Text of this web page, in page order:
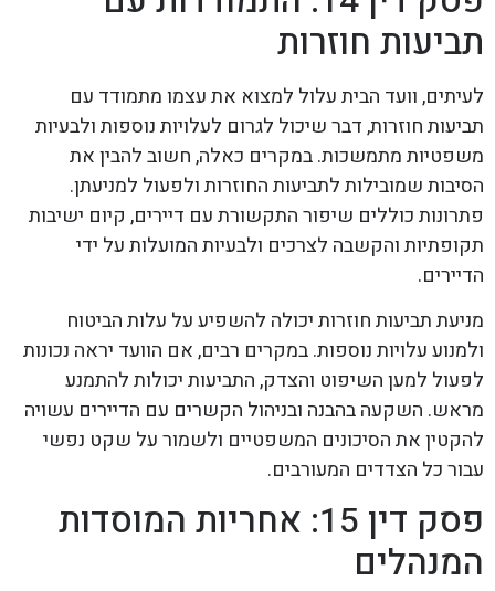
תביעות חוזרות
לעיתים, וועד הבית עלול למצוא את עצמו מתמודד עם
תביעות חוזרות, דבר שיכול לגרום לעלויות נוספות ולבעיות
משפטיות מתמשכות. במקרים כאלה, חשוב להבין את
הסיבות שמובילות לתביעות החוזרות ולפעול למניעתן.
פתרונות כוללים שיפור התקשורת עם דיירים, קיום ישיבות
תקופתיות והקשבה לצרכים ולבעיות המועלות על ידי
הדיירים.
מניעת תביעות חוזרות יכולה להשפיע על עלות הביטוח
ולמנוע עלויות נוספות. במקרים רבים, אם הוועד יראה נכונות
לפעול למען השיפוט והצדק, התביעות יכולות להתמנע
מראש. השקעה בהבנה ובניהול הקשרים עם הדיירים עשויה
להקטין את הסיכונים המשפטיים ולשמור על שקט נפשי
עבור כל הצדדים המעורבים.
פסק דין 15: אחריות המוסדות
המנהלים